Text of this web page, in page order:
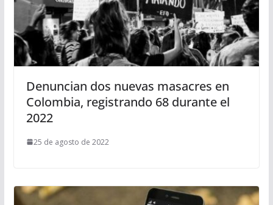
Denuncian dos nuevas masacres en
Colombia, registrando 68 durante el
2022
25 de agosto de 2022